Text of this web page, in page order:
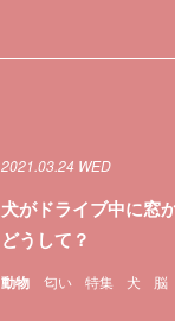
動物 匂い 特集 犬 脳
2021.03.24 WED
犬がドライブ中に窓
どうして？